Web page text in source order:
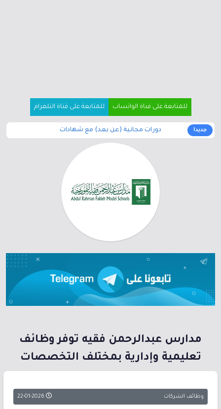
للمتابعة على قناة الواتساب للمتابعة على قناة التلغرام
جديد! دورات مجانية (عن بعد) مع شهادات
مدارس عبدالرحمن فقيه توفر وظائف
تعليمية وإدارية بمختلف التخصصات
وظائف الشركات 22-01-2026